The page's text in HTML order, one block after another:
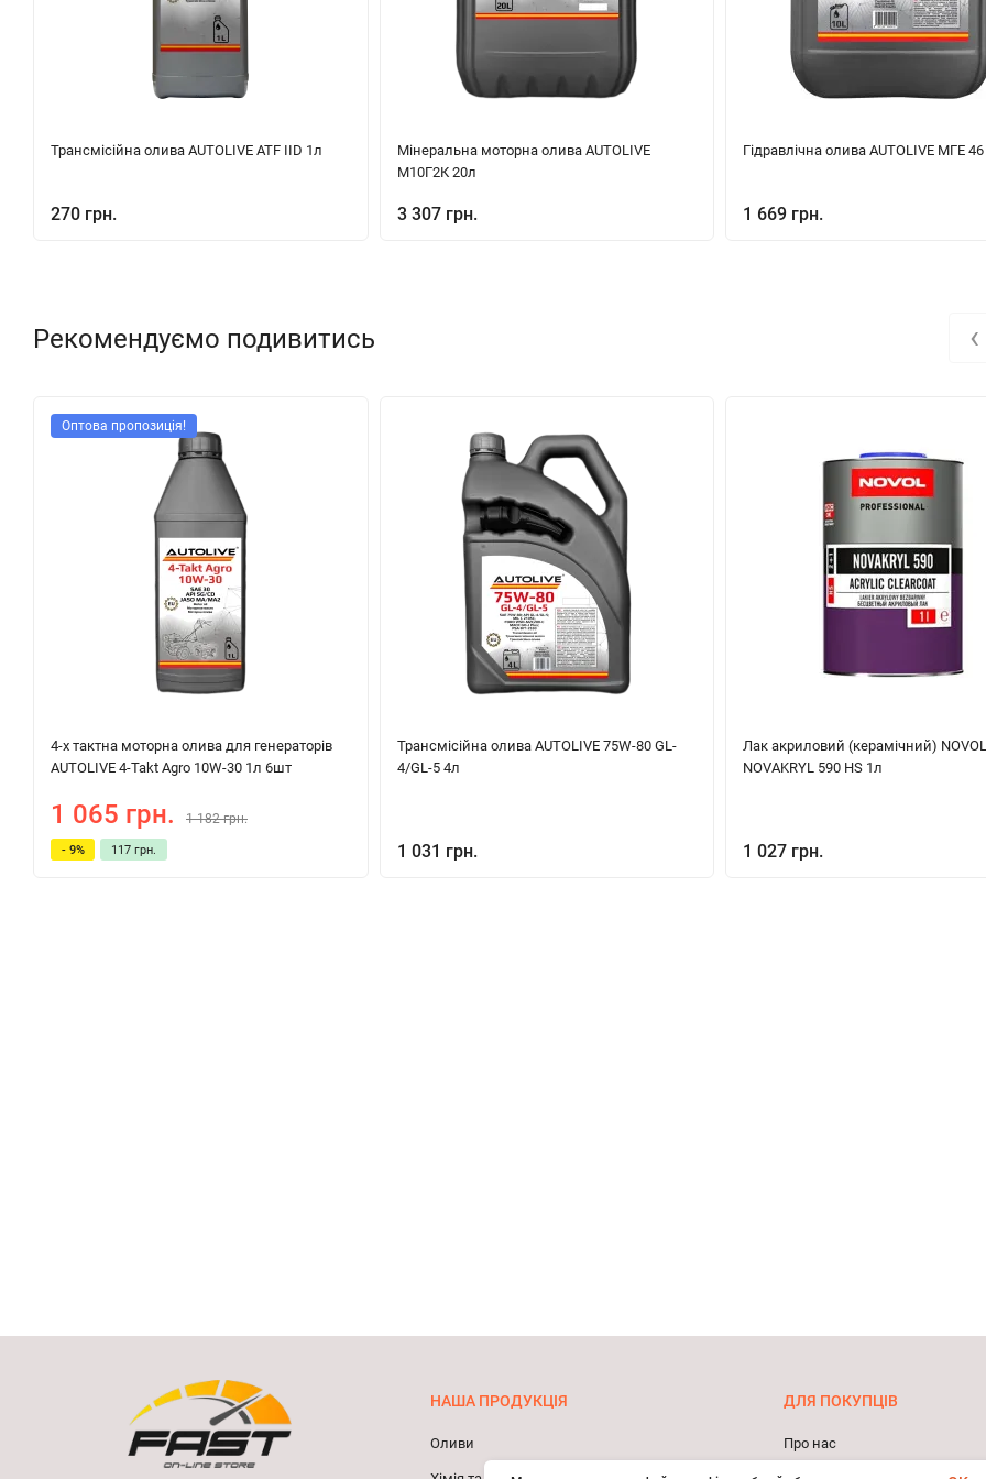
Трансмісійна олива AUTOLIVE ATF IID 1л
270 грн.
Мінеральна моторна олива AUTOLIVE
М10Г2К 20л
3 307 грн.
Гідравлічна олива AUTOLIVE МГЕ
1 669 грн.
Рекомендуємо подивитись
Оптова пропозиція!
4-х тактна моторна олива для генераторів
AUTOLIVE 4-Takt Agro 10W-30 1л 6шт
1 065 грн. 1 182 грн.
- 9% 117 грн.
Трансмісійна олива AUTOLIVE 75W-80 GL-
4/GL-5 4л
1 031 грн.
Лак акриловий (керамічний) NOVOL
NOVAKRYL 590 HS 1л
1 027 грн.
‹
НАША ПРОДУКЦІЯ
Оливи
ДЛЯ ПОКУПЦІВ
Про нас